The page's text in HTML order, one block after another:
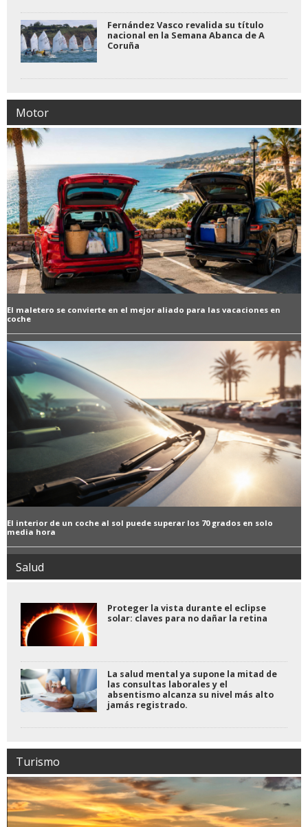
Fernández Vasco revalida su título
nacional en la Semana Abanca de A
Coruña
Motor
El maletero se convierte en el mejor aliado para las vacaciones en
coche
El interior de un coche al sol puede superar los 70 grados en solo
media hora
Salud
Proteger la vista durante el eclipse
solar: claves para no dañar la retina
La salud mental ya supone la mitad de
las consultas laborales y el
absentismo alcanza su nivel más alto
jamás registrado.
Turismo